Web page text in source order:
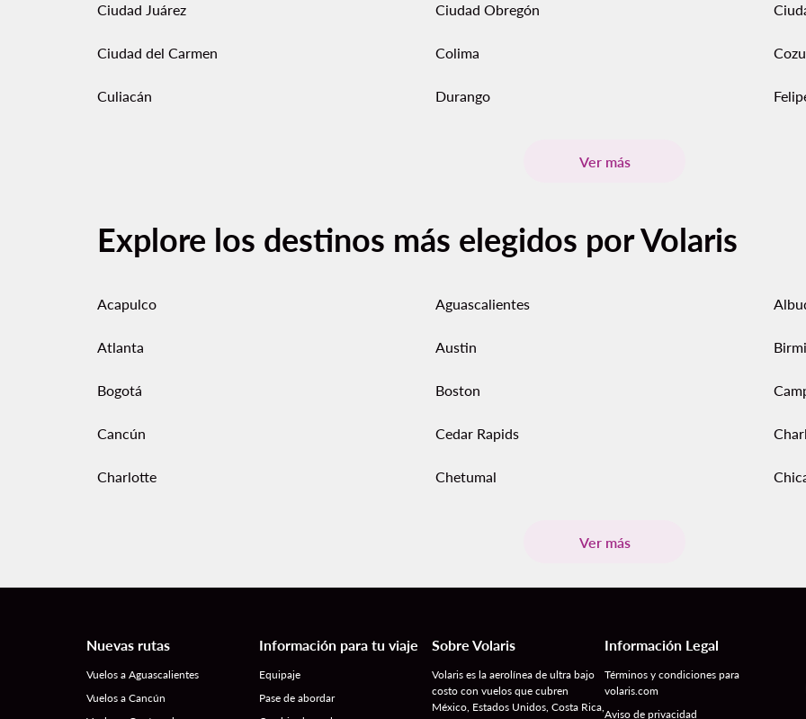
Ciudad Juárez Ciudad Obregón
Ciudad del Carmen Colima
Culiacán Durango
Ver más
Explore los destinos más elegidos por Volaris
Acapulco Aguascalientes
Atlanta Austin
Bogotá Boston
Cancún Cedar Rapids
Charlotte Chetumal
Ver más
Nuevas rutas
Vuelos a Aguascalientes
Vuelos a Cancún
Información para tu viaje
Equipaje
Pase de abordar
Sobre Volaris
Volaris es la aerolínea de ultra bajo
costo con vuelos que cubren
México, Estados Unidos, Costa Rica,
Información Legal
Términos y condiciones para
volaris.com
Aviso de privacidad